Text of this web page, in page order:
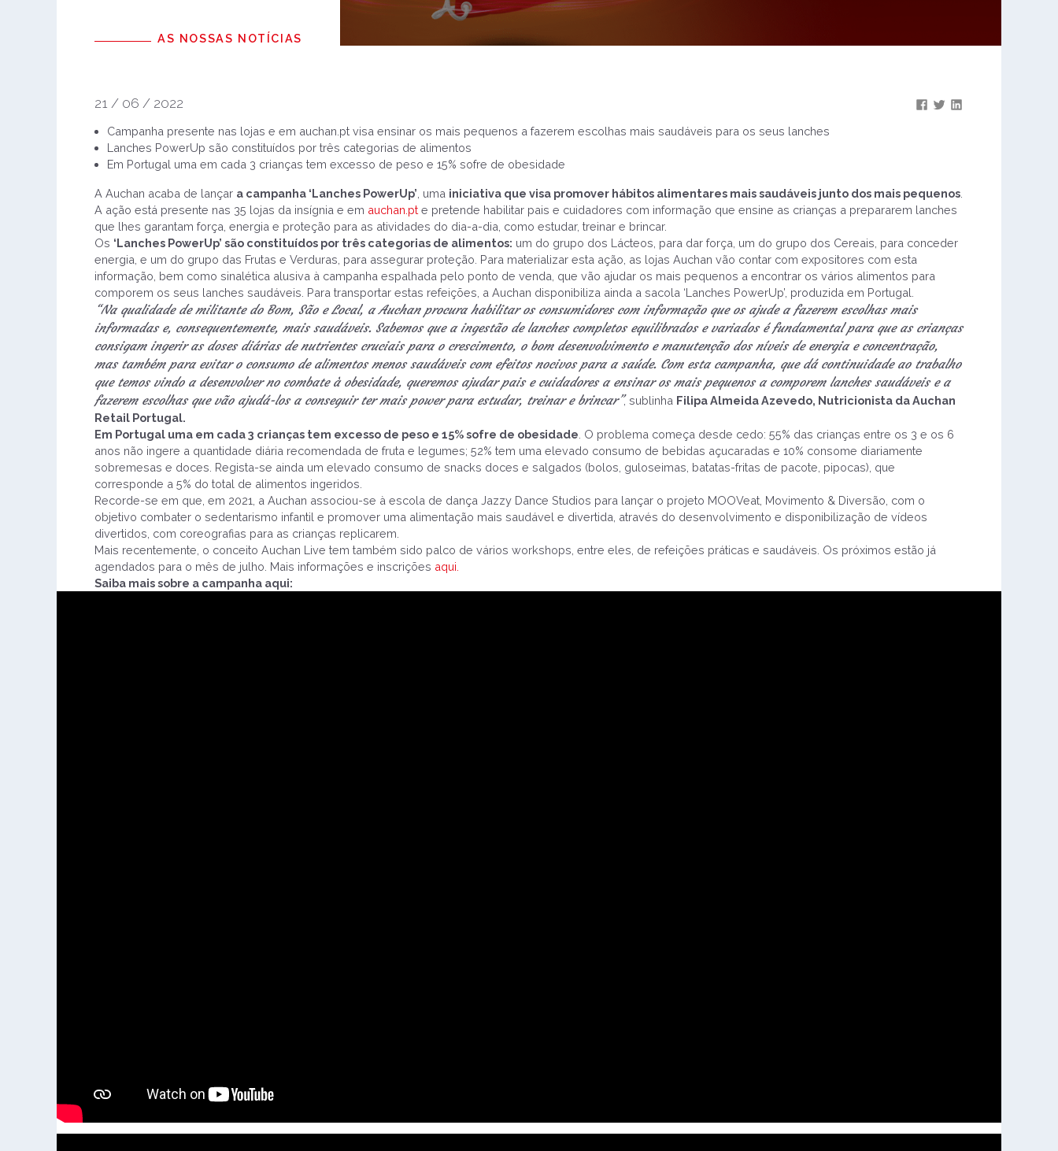
AS NOSSAS NOTÍCIAS
21 / 06 / 2022
Campanha presente nas lojas e em auchan.pt visa ensinar os mais pequenos a fazerem escolhas mais saudáveis para os seus lanches
Lanches PowerUp são constituídos por três categorias de alimentos
Em Portugal uma em cada 3 crianças tem excesso de peso e 15% sofre de obesidade
A Auchan acaba de lançar a campanha ‘Lanches PowerUp’ , uma iniciativa que visa promover hábitos alimentares mais saudáveis junto dos mais pequenos
A ação está presente nas 35 lojas da insígnia e em auchan.pt e pretende habilitar pais e cuidadores com informação que ensine as crianças a prepararem lanches
que lhes garantam força, energia e proteção para as atividades do dia-a-dia, como estudar, treinar e brincar.
Os ‘Lanches PowerUp’ são constituídos por três categorias de alimentos: um do grupo dos Lácteos, para dar força, um do grupo dos Cereais, para conceder
energia, e um do grupo das Frutas e Verduras, para assegurar proteção. Para materializar esta ação, as lojas Auchan vão contar com expositores com esta
informação, bem como sinalética alusiva à campanha espalhada pelo ponto de venda, que vão ajudar os mais pequenos a encontrar os vários alimentos para
comporem os seus lanches saudáveis. Para transportar estas refeições, a Auchan disponibiliza ainda a sacola ‘Lanches PowerUp’, produzida em Portugal.
“Na qualidade de militante do Bom, São e Local, a Auchan procura habilitar os consumidores com informação que os ajude a fazerem escolhas mais
informadas e, consequentemente, mais saudáveis. Sabemos que a ingestão de lanches completos equilibrados e variados é fundamental para que as crianças
consigam ingerir as doses diárias de nutrientes cruciais para o crescimento, o bom desenvolvimento e manutenção dos níveis de energia e concentração,
mas também para evitar o consumo de alimentos menos saudáveis com efeitos nocivos para a saúde. Com esta campanha, que dá continuidade ao trabalho
que temos vindo a desenvolver no combate à obesidade, queremos ajudar pais e cuidadores a ensinar os mais pequenos a comporem lanches saudáveis e a
fazerem escolhas que vão ajudá-los a conseguir ter mais power para estudar, treinar e brincar”, sublinha Filipa Almeida Azevedo, Nutricionista da Auchan
Retail Portugal.
Em Portugal uma em cada 3 crianças tem excesso de peso e 15% sofre de obesidade . O problema começa desde cedo: 55% das crianças entre os 3 e os 6
anos não ingere a quantidade diária recomendada de fruta e legumes; 52% tem uma elevado consumo de bebidas açucaradas e 10% consome diariamente
sobremesas e doces. Regista-se ainda um elevado consumo de snacks doces e salgados (bolos, guloseimas, batatas-fritas de pacote, pipocas), que
corresponde a 5% do total de alimentos ingeridos.
Recorde-se em que, em 2021, a Auchan associou-se à escola de dança Jazzy Dance Studios para lançar o projeto MOOVeat, Movimento & Diversão, com o
objetivo combater o sedentarismo infantil e promover uma alimentação mais saudável e divertida, através do desenvolvimento e disponibilização de vídeos
divertidos, com coreografias para as crianças replicarem.
Mais recentemente, o conceito Auchan Live tem também sido palco de vários workshops, entre eles, de refeições práticas e saudáveis. Os próximos estão já
agendados para o mês de julho. Mais informações e inscrições aqui.
Saiba mais sobre a campanha aqui: